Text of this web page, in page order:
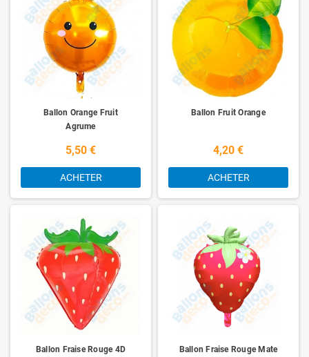
Ballon Orange Fruit
Agrume
5,50 €
ACHETER
Ballon Fruit Orange
4,20 €
ACHETER
Ballon Fraise Rouge 4D Ballon Fraise Rouge Mate